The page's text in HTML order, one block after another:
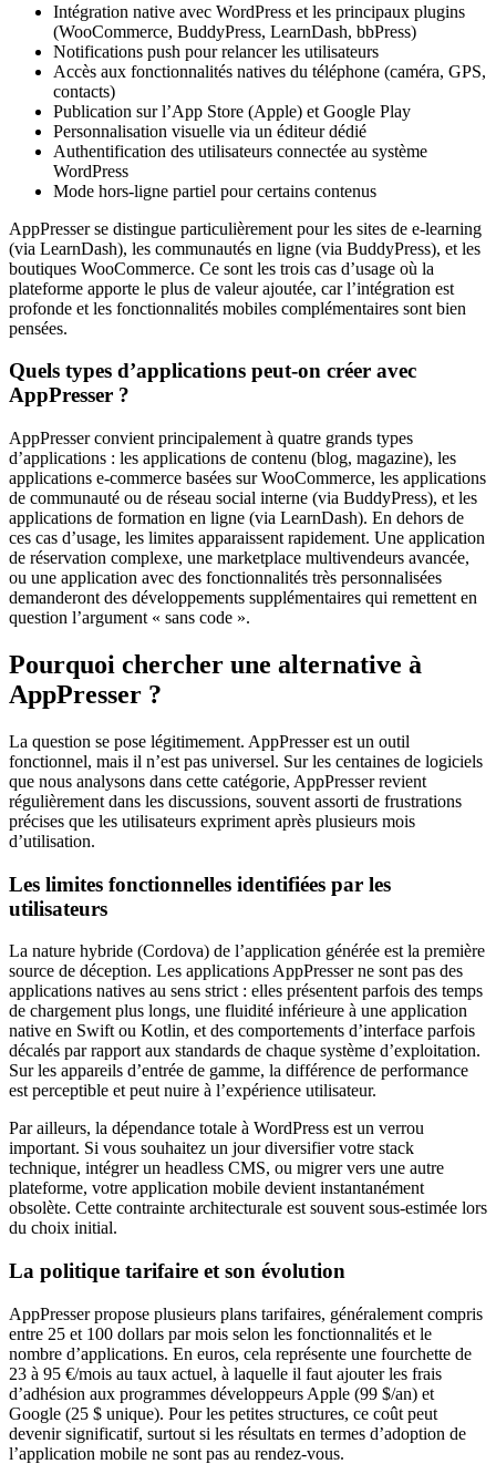
Intégration native avec WordPress et les principaux plugins
(WooCommerce, BuddyPress, LearnDash, bbPress)
Notifications push pour relancer les utilisateurs
Accès aux fonctionnalités natives du téléphone (caméra, GPS,
contacts)
Publication sur l’App Store (Apple) et Google Play
Personnalisation visuelle via un éditeur dédié
Authentification des utilisateurs connectée au système
WordPress
Mode hors-ligne partiel pour certains contenus
AppPresser se distingue particulièrement pour les sites de e-learning
(via LearnDash), les communautés en ligne (via BuddyPress), et les
boutiques WooCommerce. Ce sont les trois cas d’usage où la
plateforme apporte le plus de valeur ajoutée, car l’intégration est
profonde et les fonctionnalités mobiles complémentaires sont bien
pensées.
Quels types d’applications peut-on créer avec
AppPresser ?
AppPresser convient principalement à quatre grands types
d’applications : les applications de contenu (blog, magazine), les
applications e-commerce basées sur WooCommerce, les applications
de communauté ou de réseau social interne (via BuddyPress), et les
applications de formation en ligne (via LearnDash). En dehors de
ces cas d’usage, les limites apparaissent rapidement. Une application
de réservation complexe, une marketplace multivendeurs avancée,
ou une application avec des fonctionnalités très personnalisées
demanderont des développements supplémentaires qui remettent en
question l’argument « sans code ».
Pourquoi chercher une alternative à
AppPresser ?
La question se pose légitimement. AppPresser est un outil
fonctionnel, mais il n’est pas universel. Sur les centaines de logiciels
que nous analysons dans cette catégorie, AppPresser revient
régulièrement dans les discussions, souvent assorti de frustrations
précises que les utilisateurs expriment après plusieurs mois
d’utilisation.
Les limites fonctionnelles identifiées par les
utilisateurs
La nature hybride (Cordova) de l’application générée est la première
source de déception. Les applications AppPresser ne sont pas des
applications natives au sens strict : elles présentent parfois des temps
de chargement plus longs, une fluidité inférieure à une application
native en Swift ou Kotlin, et des comportements d’interface parfois
décalés par rapport aux standards de chaque système d’exploitation.
Sur les appareils d’entrée de gamme, la différence de performance
est perceptible et peut nuire à l’expérience utilisateur.
Par ailleurs, la dépendance totale à WordPress est un verrou
important. Si vous souhaitez un jour diversifier votre stack
technique, intégrer un headless CMS, ou migrer vers une autre
plateforme, votre application mobile devient instantanément
obsolète. Cette contrainte architecturale est souvent sous-estimée lors
du choix initial.
La politique tarifaire et son évolution
AppPresser propose plusieurs plans tarifaires, généralement compris
entre 25 et 100 dollars par mois selon les fonctionnalités et le
nombre d’applications. En euros, cela représente une fourchette de
23 à 95 €/mois au taux actuel, à laquelle il faut ajouter les frais
d’adhésion aux programmes développeurs Apple (99 $/an) et
Google (25 $ unique). Pour les petites structures, ce coût peut
devenir significatif, surtout si les résultats en termes d’adoption de
l’application mobile ne sont pas au rendez-vous.